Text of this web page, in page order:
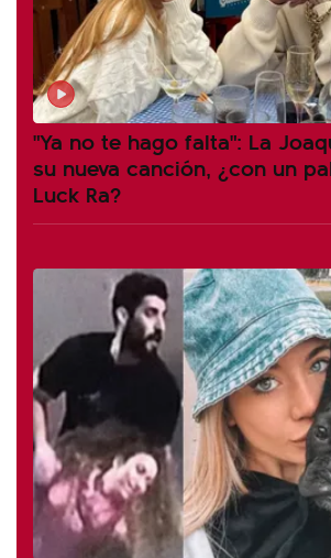
"Ya no te hago falta": La
su nueva canción, ¿con un
Luck Ra?